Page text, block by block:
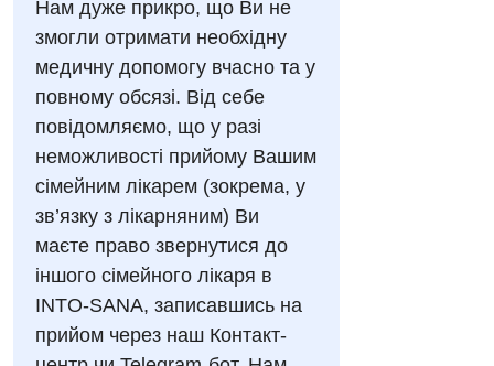
Андрологія
Безоплатні послуги
Вакцинація
Відділення інтенсивної терапії
Відділення кардіосудинної патології та неврології
Відділення невідкладних станів
Гастроентерологія
Гінекологічне відділення
Терапевтичне відділення
Травматологічне відділення
Урологічне відділення
Хірургічне відділення
Швидка медична допомога
Нам дуже прикро, що Ви не
змогли отримати необхідну
медичну допомогу вчасно та у
повному обсязі. Від себе
повідомляємо, що у разі
неможливості прийому Вашим
сімейним лікарем (зокрема, у
зв’язку з лікарняним) Ви
маєте право звернутися до
іншого сімейного лікаря в
INTO-SANA, записавшись на
прийом через наш Контакт-